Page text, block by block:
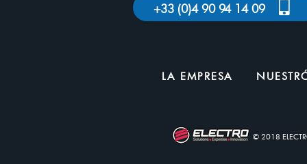
+33 (0)4 90 94 14 09
LA EMPRESA
© 2018